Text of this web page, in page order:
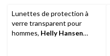
Lunettes de protection à
verre transparent pour
hommes, Helly Hansen